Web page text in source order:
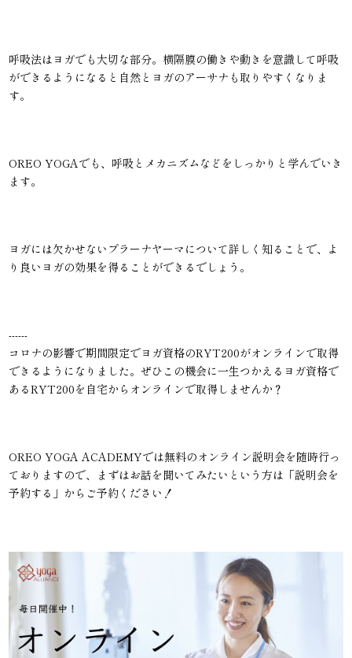
呼吸法はヨガでも大切な部分。横隔膜の働きや動きを意識して呼吸
ができるようになると自然とヨガのアーサナも取りやすくなりま
す。
OREO YOGAでも、呼吸とメカニズムなどをしっかりと学んでいき
ます。
ヨガには欠かせないプラーナヤーマについて詳しく知ることで、よ
り良いヨガの効果を得ることができるでしょう。
------
コロナの影響で期間限定でヨガ資格のRYT200がオンラインで取得
できるようになりました。ぜひこの機会に一生つかえるヨガ資格で
あるRYT200を自宅からオンラインで取得しませんか？
OREO YOGA ACADEMYでは無料のオンライン説明会を随時行っ
ておりますので、まずはお話を聞いてみたいという方は「説明会を
予約する」からご予約ください！